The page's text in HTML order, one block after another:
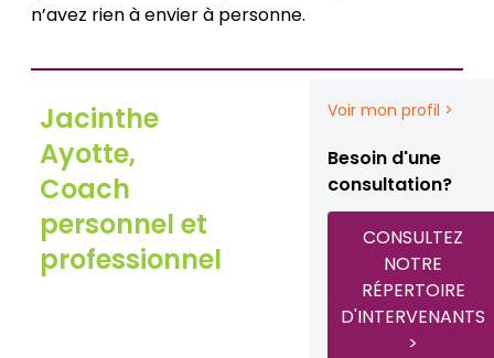
n’avez rien à envier à personne.
Jacinthe
Ayotte,
Coach
personnel et
professionnel
Voir mon profil >
Besoin d'une
consultation?
CONSULTEZ
NOTRE
RÉPERTOIRE
D'INTERVENANTS
>